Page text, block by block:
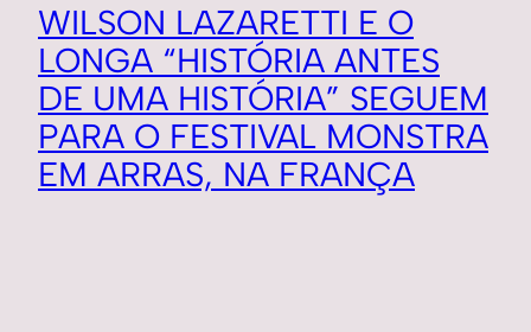
WILSON LAZARETTI E O
LONGA “HISTÓRIA ANTES
DE UMA HISTÓRIA” SEGUEM
PARA O FESTIVAL MONSTRA
EM ARRAS, NA FRANÇA